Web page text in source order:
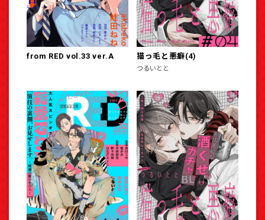
from RED vol.33 ver.A 猫っ毛と悪癖(4)
つるいとと